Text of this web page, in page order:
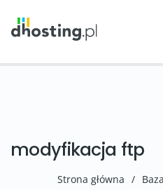
modyfikacja ftp
Strona główna /